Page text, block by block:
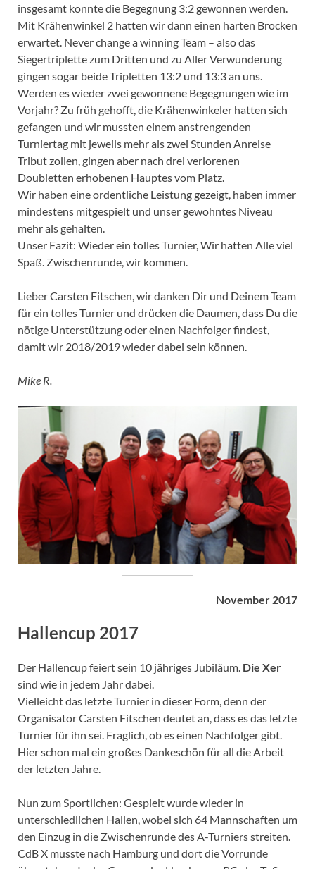
insgesamt konnte die Begegnung 3:2 gewonnen werden.
Mit Krähenwinkel 2 hatten wir dann einen harten Brocken
erwartet. Never change a winning Team – also das
Siegertriplette zum Dritten und zu Aller Verwunderung
gingen sogar beide Tripletten 13:2 und 13:3 an uns.
Werden es wieder zwei gewonnene Begegnungen wie im
Vorjahr? Zu früh gehofft, die Krähenwinkeler hatten sich
gefangen und wir mussten einem anstrengenden
Turniertag mit jeweils mehr als zwei Stunden Anreise
Tribut zollen, gingen aber nach drei verlorenen
Doubletten erhobenen Hauptes vom Platz.
Wir haben eine ordentliche Leistung gezeigt, haben immer
mindestens mitgespielt und unser gewohntes Niveau
mehr als gehalten.
Unser Fazit: Wieder ein tolles Turnier, Wir hatten Alle viel
Spaß. Zwischenrunde, wir kommen.
Lieber Carsten Fitschen, wir danken Dir und Deinem Team
für ein tolles Turnier und drücken die Daumen, dass Du die
nötige Unterstützung oder einen Nachfolger findest,
damit wir 2018/2019 wieder dabei sein können.
Mike R.
November 2017
Hallencup 2017
Der Hallencup feiert sein 10 jähriges Jubiläum. Die Xer
sind wie in jedem Jahr dabei.
Vielleicht das letzte Turnier in dieser Form, denn der
Organisator Carsten Fitschen deutet an, dass es das letzte
Turnier für ihn sei. Fraglich, ob es einen Nachfolger gibt.
Hier schon mal ein großes Dankeschön für all die Arbeit
der letzten Jahre.
Nun zum Sportlichen: Gespielt wurde wieder in
unterschiedlichen Hallen, wobei sich 64 Mannschaften um
den Einzug in die Zwischenrunde des A-Turniers streiten.
CdB X musste nach Hamburg und dort die Vorrunde